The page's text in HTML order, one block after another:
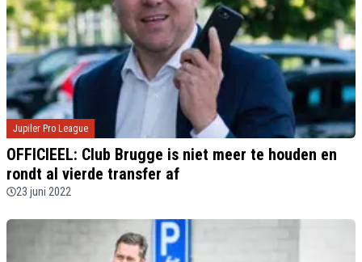
Jupiler Pro League
OFFICIEEL: Club Brugge is niet meer te houden en
rondt al vierde transfer af
23 juni 2022